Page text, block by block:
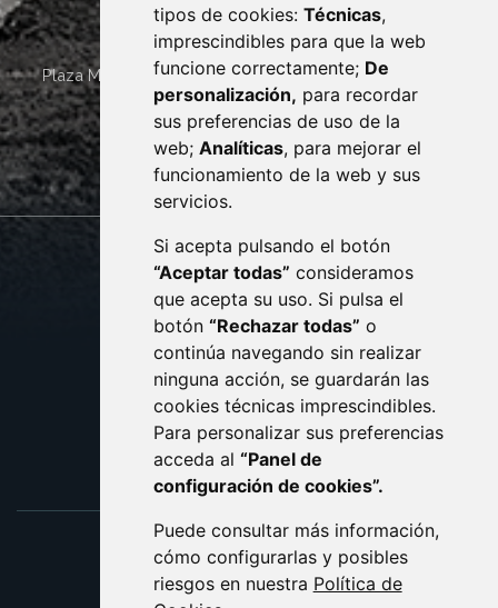
tipos de cookies: Técnicas,
imprescindibles para que la web
funcione correctamente; De
personalización, para recordar
sus preferencias de uso de la
web; Analíticas, para mejorar el
funcionamiento de la web y sus
servicios.
Si acepta pulsando el botón
“Aceptar todas” consideramos
que acepta su uso. Si pulsa el
botón “Rechazar todas” o
continúa navegando sin realizar
ninguna acción, se guardarán las
cookies técnicas imprescindibles.
Para personalizar sus preferencias
acceda al “Panel de
configuración de cookies”.
Puede consultar más información,
cómo configurarlas y posibles
riesgos en nuestra Política de
Plaza Mayor 4 22400 MONZÓN - ARAGÓN (ESPAÑA)
· (34) 974 400 700 ·
sac@monzon.es
monzon.es
CONTACTO
AVISO LEGAL
PROTECCIÓN DE DATOS
POLÍTICA DE COOKIES
ACCESIBILIDAD
ENLACE EXTERNO AL